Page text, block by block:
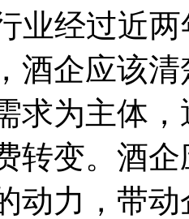
业经过近两
酒企应该
求为主体
转变。酒
动力，带